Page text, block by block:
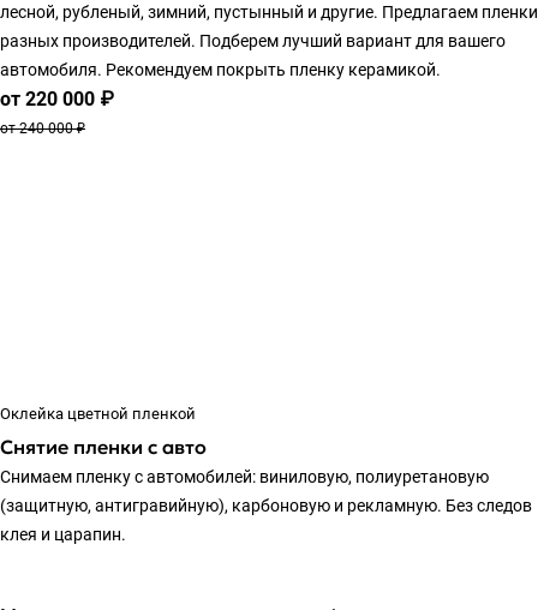
лесной, рубленый, зимний, пустынный и другие. Предлагаем пленки
разных производителей. Подберем лучший вариант для вашего
автомобиля. Рекомендуем покрыть пленку керамикой.
от 220 000 ₽
от 240 000 ₽
Оклейка цветной пленкой
Снятие пленки с авто
Снимаем пленку с автомобилей: виниловую, полиуретановую
(защитную, антигравийную), карбоновую и рекламную. Без следов
клея и царапин.